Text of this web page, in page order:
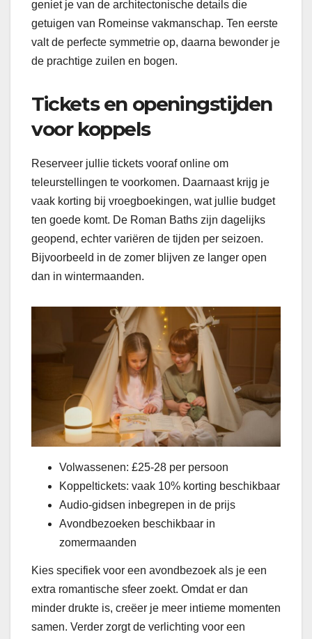
geniet je van de architectonische details die
getuigen van Romeinse vakmanschap. Ten eerste
valt de perfecte symmetrie op, daarna bewonder je
de prachtige zuilen en bogen.
Tickets en openingstijden
voor koppels
Reserveer jullie tickets vooraf online om
teleurstellingen te voorkomen. Daarnaast krijg je
vaak korting bij vroegboekingen, wat jullie budget
ten goede komt. De Roman Baths zijn dagelijks
geopend, echter variëren de tijden per seizoen.
Bijvoorbeeld in de zomer blijven ze langer open
dan in wintermaanden.
Volwassenen: £25-28 per persoon
Koppeltickets: vaak 10% korting beschikbaar
Audio-gidsen inbegrepen in de prijs
Avondbezoeken beschikbaar in
zomermaanden
Kies specifiek voor een avondbezoek als je een
extra romantische sfeer zoekt. Omdat er dan
minder drukte is, creëer je meer intieme momenten
samen. Verder zorgt de verlichting voor een